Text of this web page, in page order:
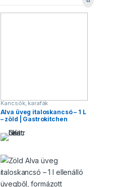
Kancsók, karafák
Alva üveg italoskancsó – 1 L
– zöld | Gastrokitchen